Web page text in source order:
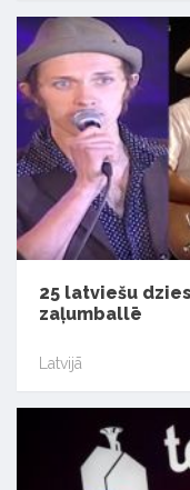
25 latviešu
zaļumballē
Latvijā